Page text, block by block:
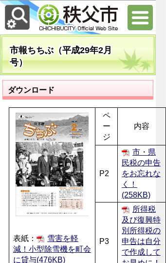
市報ちちぶ（平成29年2月
号）
ダウンロード
表紙：
雪害を軽
減！小型除雪機を町会
に貸与(476KB)
ペ
ー
ジ
内容
P2
市・県
民税の申告
をお忘れな
く！
(258KB)
P3
所得税
及び復興特
別所得税の
申告は自分
で作成して